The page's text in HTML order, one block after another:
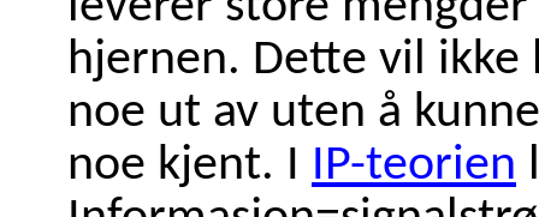
hjernen. Dette vil
noe ut av uten å
noe kjent. I IP-teorien